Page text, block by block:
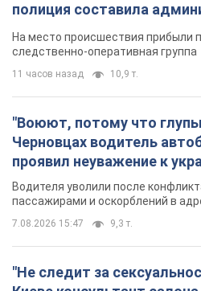
полиция составила
протокол. Видео
На место происшествия прибыли
следственно-оперативная группа
11 часов назад 10,9 т.
"Воюют, потому что
Черновцах водитель
проявил неуважение к
военным и поплатился за
Видео
Водителя уволили после
пассажирами и оскорблений в
7.08.2026 15:47 9,3 т.
"Не следит за